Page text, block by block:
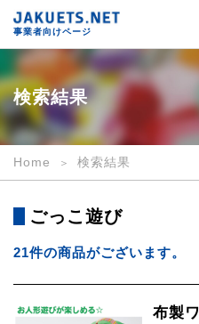
｜
事
業
向
｜
事業者向けページ
検索結果
Home 検索結果
ごっこ遊び
21件の商品がございます。
布製